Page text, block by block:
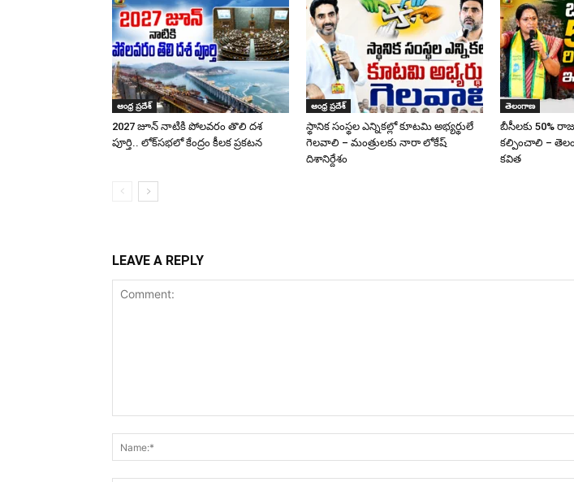
ఆంధ్ర ప్రదేశ్
2027 జూన్ నాటికి పోలవరం తొలి దశ
పూర్తి.. లోక్‌సభలో కేంద్రం కీలక ప్రకటన
ఆంధ్ర ప్రదేశ్
స్థానిక సంస్థల ఎన్నికల్లో కూటమి అభ్యర్థులే
గెలవాలి – మంత్రులకు నారా లోకేష్
దిశానిర్దేశం
తెలంగాణ
బీసీలకు 50%
కల్పించాలి –
కవిత
LEAVE A REPLY